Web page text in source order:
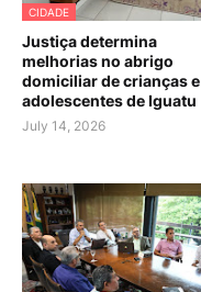
CIDADE
Justiça determina
melhorias no abrigo
domiciliar de crianças e
adolescentes de Iguatu
July 14, 2026